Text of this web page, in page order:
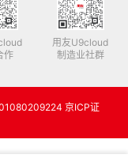
作
用友U9cloud
制造业社群
京ICP证